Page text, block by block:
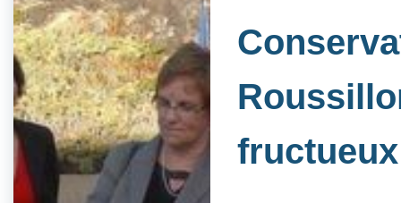
fructueux